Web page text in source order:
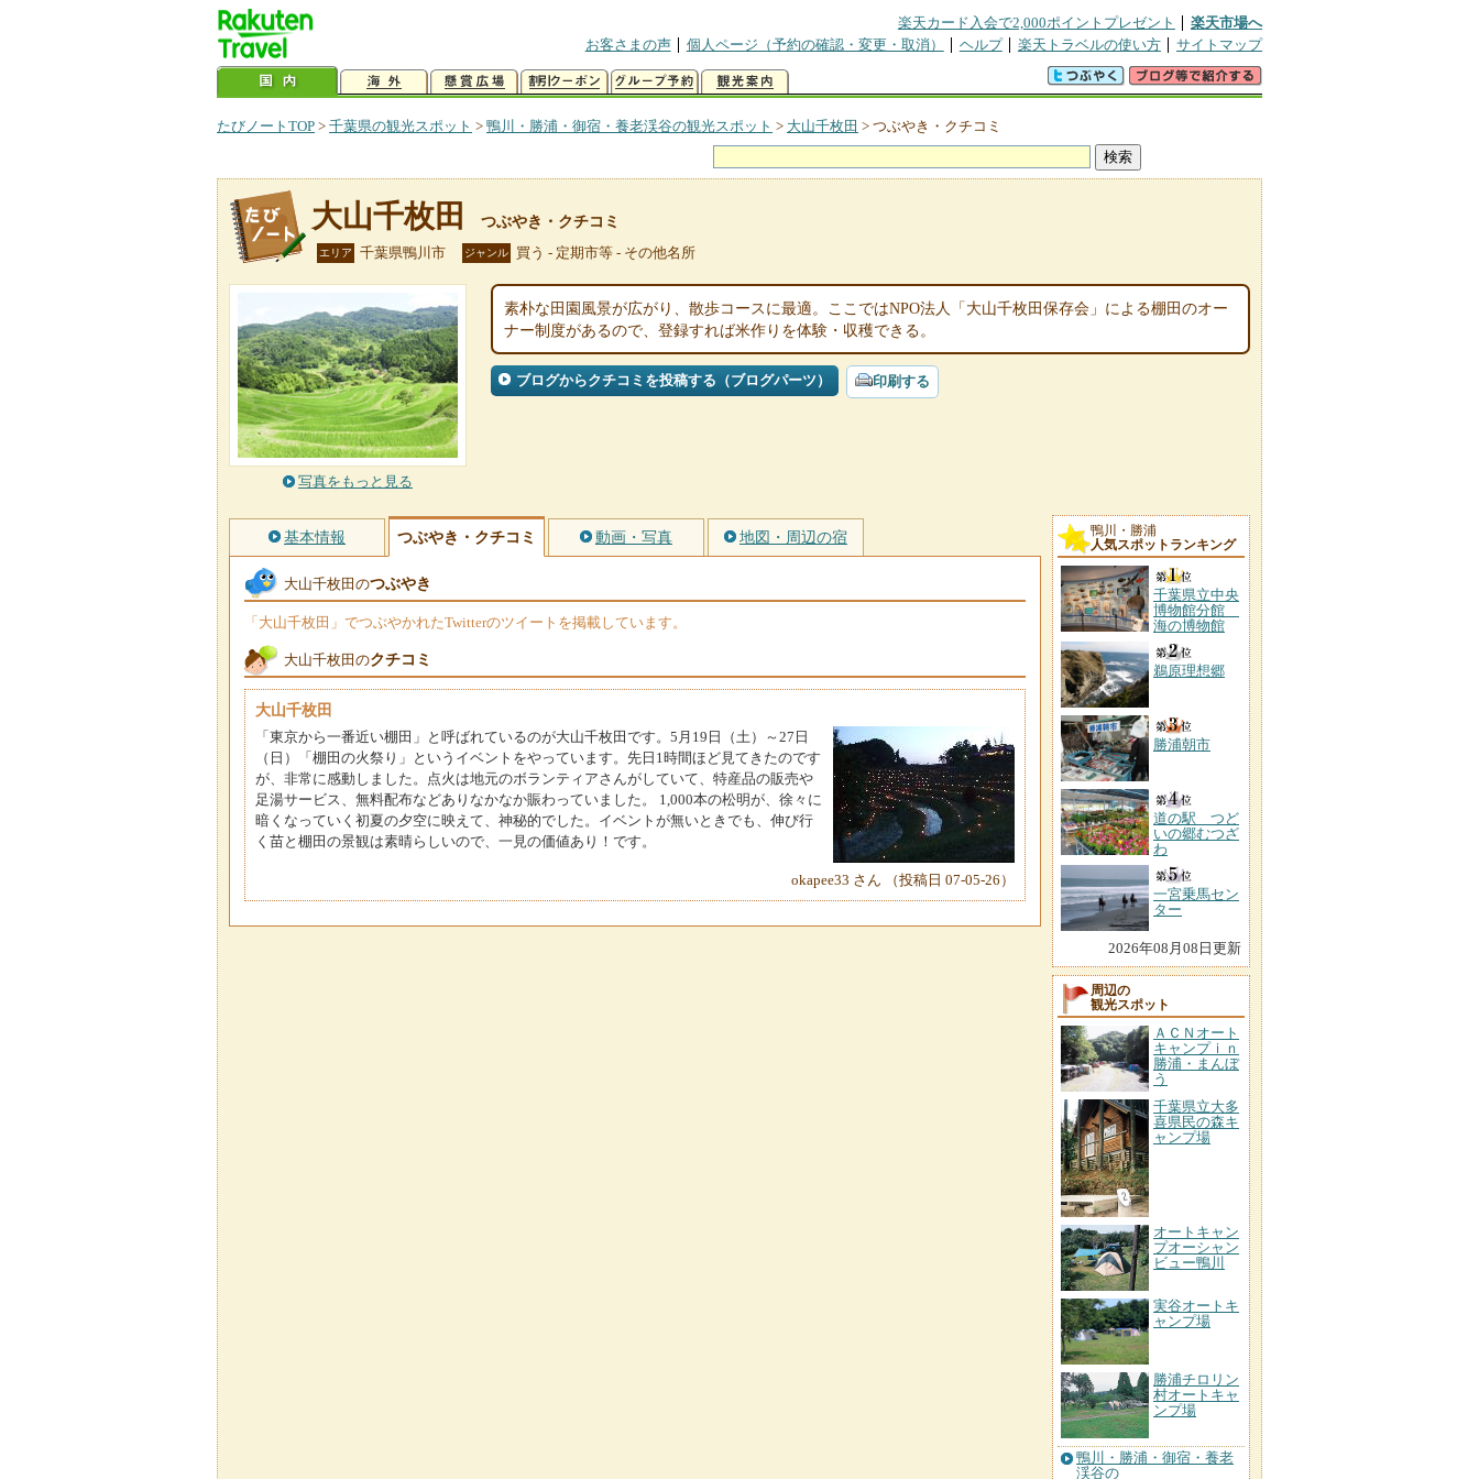
楽天カード入会で2,000ポイントプレゼント
楽天市場へ
お客さまの声
個人ページ（予約の確認・変更・取消） ヘルプ 楽天トラベルの使い方 サイトマップ
たびノートTOP > 千葉県の観光スポット > 鴨川・勝浦・御宿・養老渓谷の観光スポット > 大山千枚田 > つぶやき・クチコミ
大山千枚田 つぶやき・クチコミ
エリア 千葉県鴨川市 ジャンル 買う - 定期市等 - その他名所
写真をもっと見る
素朴な田園風景が広がり、散歩コースに最適。ここではNPO法人「大山千枚田保存会」による棚田のオー
ナー制度があるので、登録すれば米作りを体験・収穫できる。
ブログからクチコミを投稿する（ブログパーツ） 印刷する
基本情報 つぶやき・クチコミ 動画・写真 地図・周辺の宿
大山千枚田のつぶやき
「大山千枚田」でつぶやかれたTwitterのツイートを掲載しています。
大山千枚田のクチコミ
大山千枚田
「東京から一番近い棚田」と呼ばれているのが大山千枚田です。5月19日（土）～27日
（日）「棚田の火祭り」というイベントをやっています。先日1時間ほど見てきたのです
が、非常に感動しました。点火は地元のボランティアさんがしていて、特産品の販売や
足湯サービス、無料配布などありなかなか賑わっていました。 1,000本の松明が、徐々に
暗くなっていく初夏の夕空に映えて、神秘的でした。イベントが無いときでも、伸び行
く苗と棚田の景観は素晴らしいので、一見の価値あり！です。
okapee33 さん （投稿日 07-05-26）
鴨川・勝浦
人気スポットランキング
千葉県立中央
博物館分館
海の博物館
鵜原理想郷
勝浦朝市
道の駅 つど
いの郷むつざ
わ
一宮乗馬セン
ター
2026年08月08日更新
周辺の
観光スポット
ＡＣＮオート
キャンプｉｎ
勝浦・まんぼ
う
千葉県立大多
喜県民の森キ
ャンプ場
オートキャン
プオーシャン
ビュー鴨川
実谷オートキ
ャンプ場
勝浦チロリン
村オートキャ
ンプ場
鴨川・勝浦・御宿・養老
渓谷の